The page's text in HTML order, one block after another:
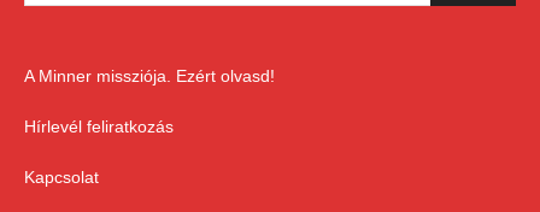
A Minner missziója. Ezért olvasd!
Hírlevél feliratkozás
Kapcsolat